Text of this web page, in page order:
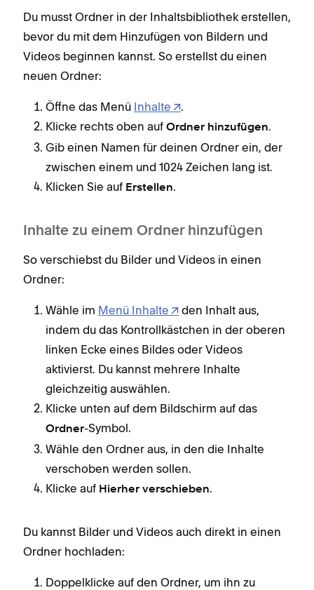
Du musst Ordner in der Inhaltsbibliothek erstellen,
bevor du mit dem Hinzufügen von Bildern und
Videos beginnen kannst. So erstellst du einen
neuen Ordner:
Öffne das Menü Inhalte
.
Klicke rechts oben auf Ordner hinzufügen.
Gib einen Namen für deinen Ordner ein, der
zwischen einem und 1024 Zeichen lang ist.
Klicken Sie auf Erstellen.
Inhalte zu einem Ordner hinzufügen
So verschiebst du Bilder und Videos in einen
Ordner:
Wähle im Menü Inhalte
den Inhalt aus,
indem du das Kontrollkästchen in der oberen
linken Ecke eines Bildes oder Videos
aktivierst. Du kannst mehrere Inhalte
gleichzeitig auswählen.
Klicke unten auf dem Bildschirm auf das
Ordner-Symbol.
Wähle den Ordner aus, in den die Inhalte
verschoben werden sollen.
Klicke auf Hierher verschieben.
Du kannst Bilder und Videos auch direkt in einen
Ordner hochladen:
Doppelklicke auf den Ordner, um ihn zu